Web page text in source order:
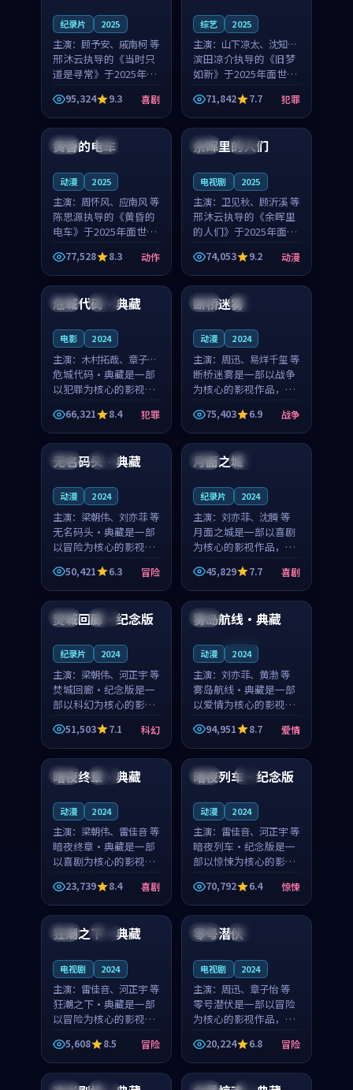
纪录片 2025
主演： 顾予安、戚南柯 等
邢沐云执导的《当时只
道是寻常》于2025年面
世，泰国的城市气质与
母女情深的人物心境共
同构筑了影片基调。顾
予安、戚南柯用细腻的
表演撑起整部喜剧电
95,324 9.3 喜剧
综艺 2025
主演： 山下凉太、沈知韵
等
滨田凉介执导的《旧梦
如新》于2025年面世，
中国台湾的城市气质与
异国相遇的人物心境共
同构筑了影片基调。山
下凉太、沈知韵用细腻
的表演撑起整部犯罪
71,842 7.7 犯罪
日本 4K
黄昏的电车
动漫 2025
主演： 周怀风、应南风 等
陈思源执导的《黄昏的
电车》于2025年面世，
日本的城市气质与渔村
故事的人物心境共同构
筑了影片基调。周怀
风、应南风用细腻的表
演撑起整部动作电影，
77,528 8.3 动作
泰国 完结
余晖里的人们
电视剧 2025
主演： 卫见秋、顾沂溪 等
邢沐云执导的《余晖里
的人们》于2025年面
世，泰国的城市气质与
小镇生活的人物心境共
同构筑了影片基调。卫
见秋、顾沂溪用细腻的
表演撑起整部动漫电
74,053 9.2 动漫
韩国 完结
危城代码·典藏
电影 2024
主演： 木村拓哉、章子怡
等
危城代码·典藏是一部
以犯罪为核心的影视作
品，围绕危机、反转与
人物成长展开，整体节
奏紧凑，值得推荐观
看。
66,321 8.4 犯罪
日本 杜比
断桥迷雾
动漫 2024
主演： 周迅、易烊千玺 等
断桥迷雾是一部以战争
为核心的影视作品，围
绕危机、反转与人物成
长展开，整体节奏紧
凑，值得推荐观看。
75,403 6.9 战争
中国 独播
无名码头·典藏
动漫 2024
主演： 梁朝伟、刘亦菲 等
无名码头·典藏是一部
以冒险为核心的影视作
品，围绕危机、反转与
人物成长展开，整体节
奏紧凑，值得推荐观
看。
50,421 6.3 冒险
泰国 完结
月面之城
纪录片 2024
主演： 刘亦菲、沈腾 等
月面之城是一部以喜剧
为核心的影视作品，围
绕危机、反转与人物成
长展开，整体节奏紧
凑，值得推荐观看。
45,829 7.7 喜剧
美国 高分
焚城回廊·纪念版
纪录片 2024
主演： 梁朝伟、河正宇 等
焚城回廊·纪念版是一
部以科幻为核心的影视
作品，围绕危机、反转
与人物成长展开，整体
节奏紧凑，值得推荐观
51,503 7.1 科幻
韩国
雾岛航线·典藏
动漫 2024
主演： 刘亦菲、黄渤 等
雾岛航线·典藏是一部
以爱情为核心的影视作
品，围绕危机、反转与
人物成长展开，整体节
奏紧凑，值得推荐观
94,951 8.7 爱情
中国 杜比
暗夜终章·典藏
动漫 2024
主演： 梁朝伟、雷佳音 等
暗夜终章·典藏是一部
以喜剧为核心的影视作
品，围绕危机、反转与
人物成长展开，整体节
奏紧凑，值得推荐观
看。
23,739 8.4 喜剧
中国 4K
暗夜列车·纪念版
动漫 2024
主演： 雷佳音、河正宇 等
暗夜列车·纪念版是一
部以惊悚为核心的影视
作品，围绕危机、反转
与人物成长展开，整体
节奏紧凑，值得推荐观
看。
70,792 6.4 惊悚
韩国 完结
狂潮之下·典藏
电视剧 2024
主演： 雷佳音、河正宇 等
狂潮之下·典藏是一部
以冒险为核心的影视作
品，围绕危机、反转与
人物成长展开，整体节
奏紧凑，值得推荐观
看。
5,608 8.5 冒险
法国 热播
零号潜伏
电视剧 2024
主演： 周迅、章子怡 等
零号潜伏是一部以冒险
为核心的影视作品，围
绕危机、反转与人物成
长展开，整体节奏紧
凑，值得推荐观看。
20,224 6.8 冒险